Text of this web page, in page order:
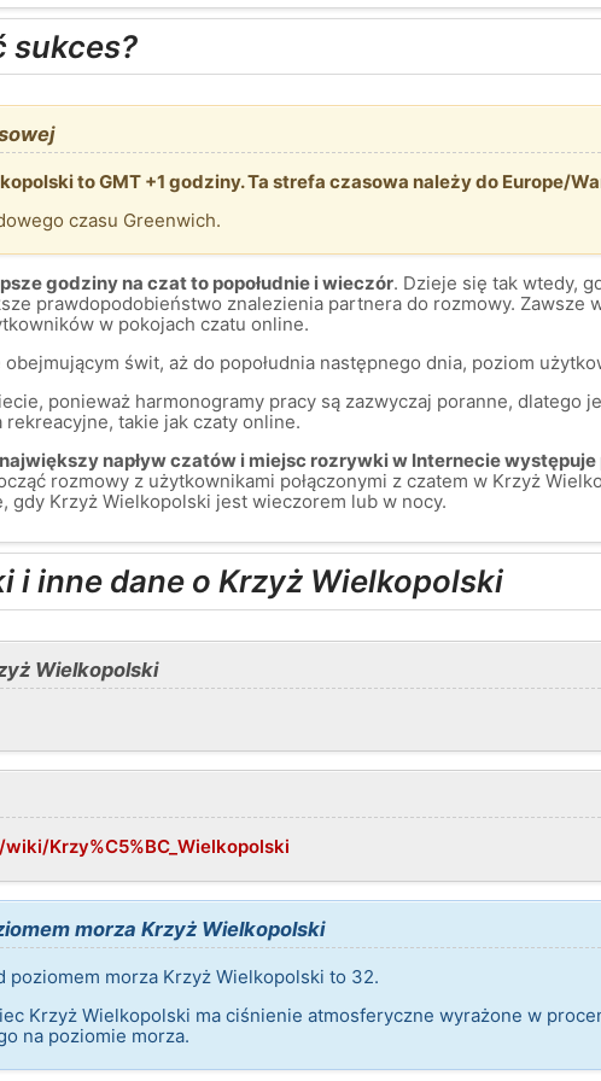
sukces?
to GMT +1 godziny. Ta strefa czasowa należy do Europe/
czasu Greenwich.
godziny na czat to popołudnie i wieczór. Dzieje się tak wtedy,
prawdopodobieństwo znalezienia partnera do rozmowy. Zawsze
w pokojach czatu online.
świt, aż do popołudnia następnego dnia, poziom
ponieważ harmonogramy pracy są zazwyczaj poranne, dlatego
rekreacyjne, takie jak czaty online.
napływ czatów i miejsc rozrywki w Internecie występuje
rozmowy z użytkownikami połączonymi z czatem w Krzyż
gdy Krzyż Wielkopolski jest wieczorem lub w nocy.
i inne dane o Krzyż Wielkopolski
Wielkopolski
Krzy%C5%BC_Wielkopolski
morza Krzyż Wielkopolski
poziomem morza Krzyż Wielkopolski to 32.
Krzyż Wielkopolski ma ciśnienie atmosferyczne wyrażone w
na poziomie morza.